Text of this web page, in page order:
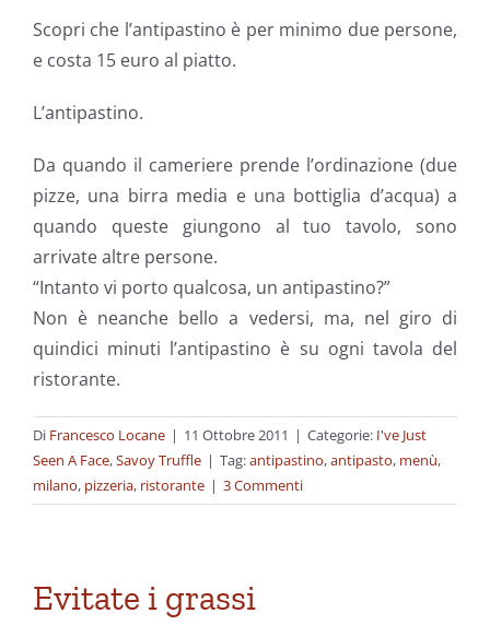
Scopri che l’antipastino è per minimo due persone,
e costa 15 euro al piatto.
L’antipastino.
Da quando il cameriere prende l’ordinazione (due
pizze, una birra media e una bottiglia d’acqua) a
quando queste giungono al tuo tavolo, sono
arrivate altre persone.
“Intanto vi porto qualcosa, un antipastino?”
Non è neanche bello a vedersi, ma, nel giro di
quindici minuti l’antipastino è su ogni tavola del
ristorante.
Di Francesco Locane | 11 Ottobre 2011 | Categorie: I've Just
Seen A Face,Savoy Truffle | Tag:antipastino,antipasto, menù,
milano, pizzeria, ristorante | 3 Commenti
Evitate i grassi